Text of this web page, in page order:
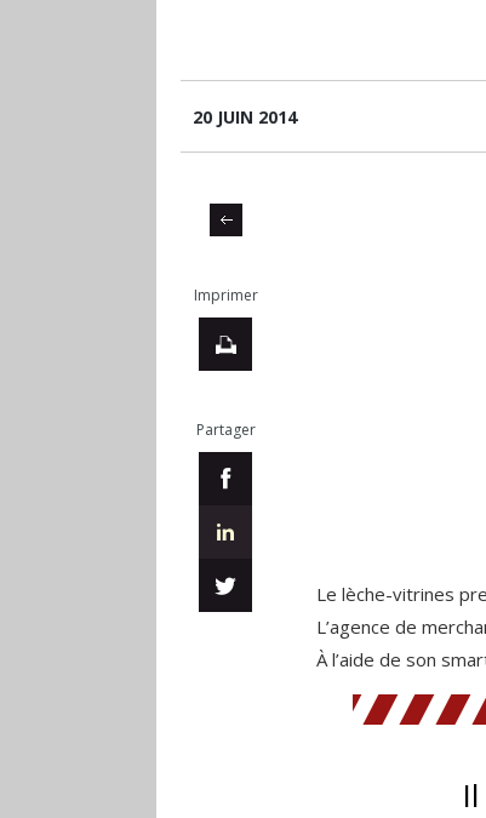
20 JUIN 2014
Imprimer
Partager
Le lèche-vitrines
L’agence de
À l’aide de son